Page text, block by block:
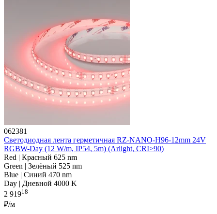
062381
Светодиодная лента герметичная RZ-NANO-H96-12mm 24V
RGBW-Day (12 W/m, IP54, 5m) (Arlight, CRI>90)
Red | Красный 625 nm
Green | Зелёный 525 nm
Blue | Синий 470 nm
Day | Дневной 4000 K
2 91918
₽/м